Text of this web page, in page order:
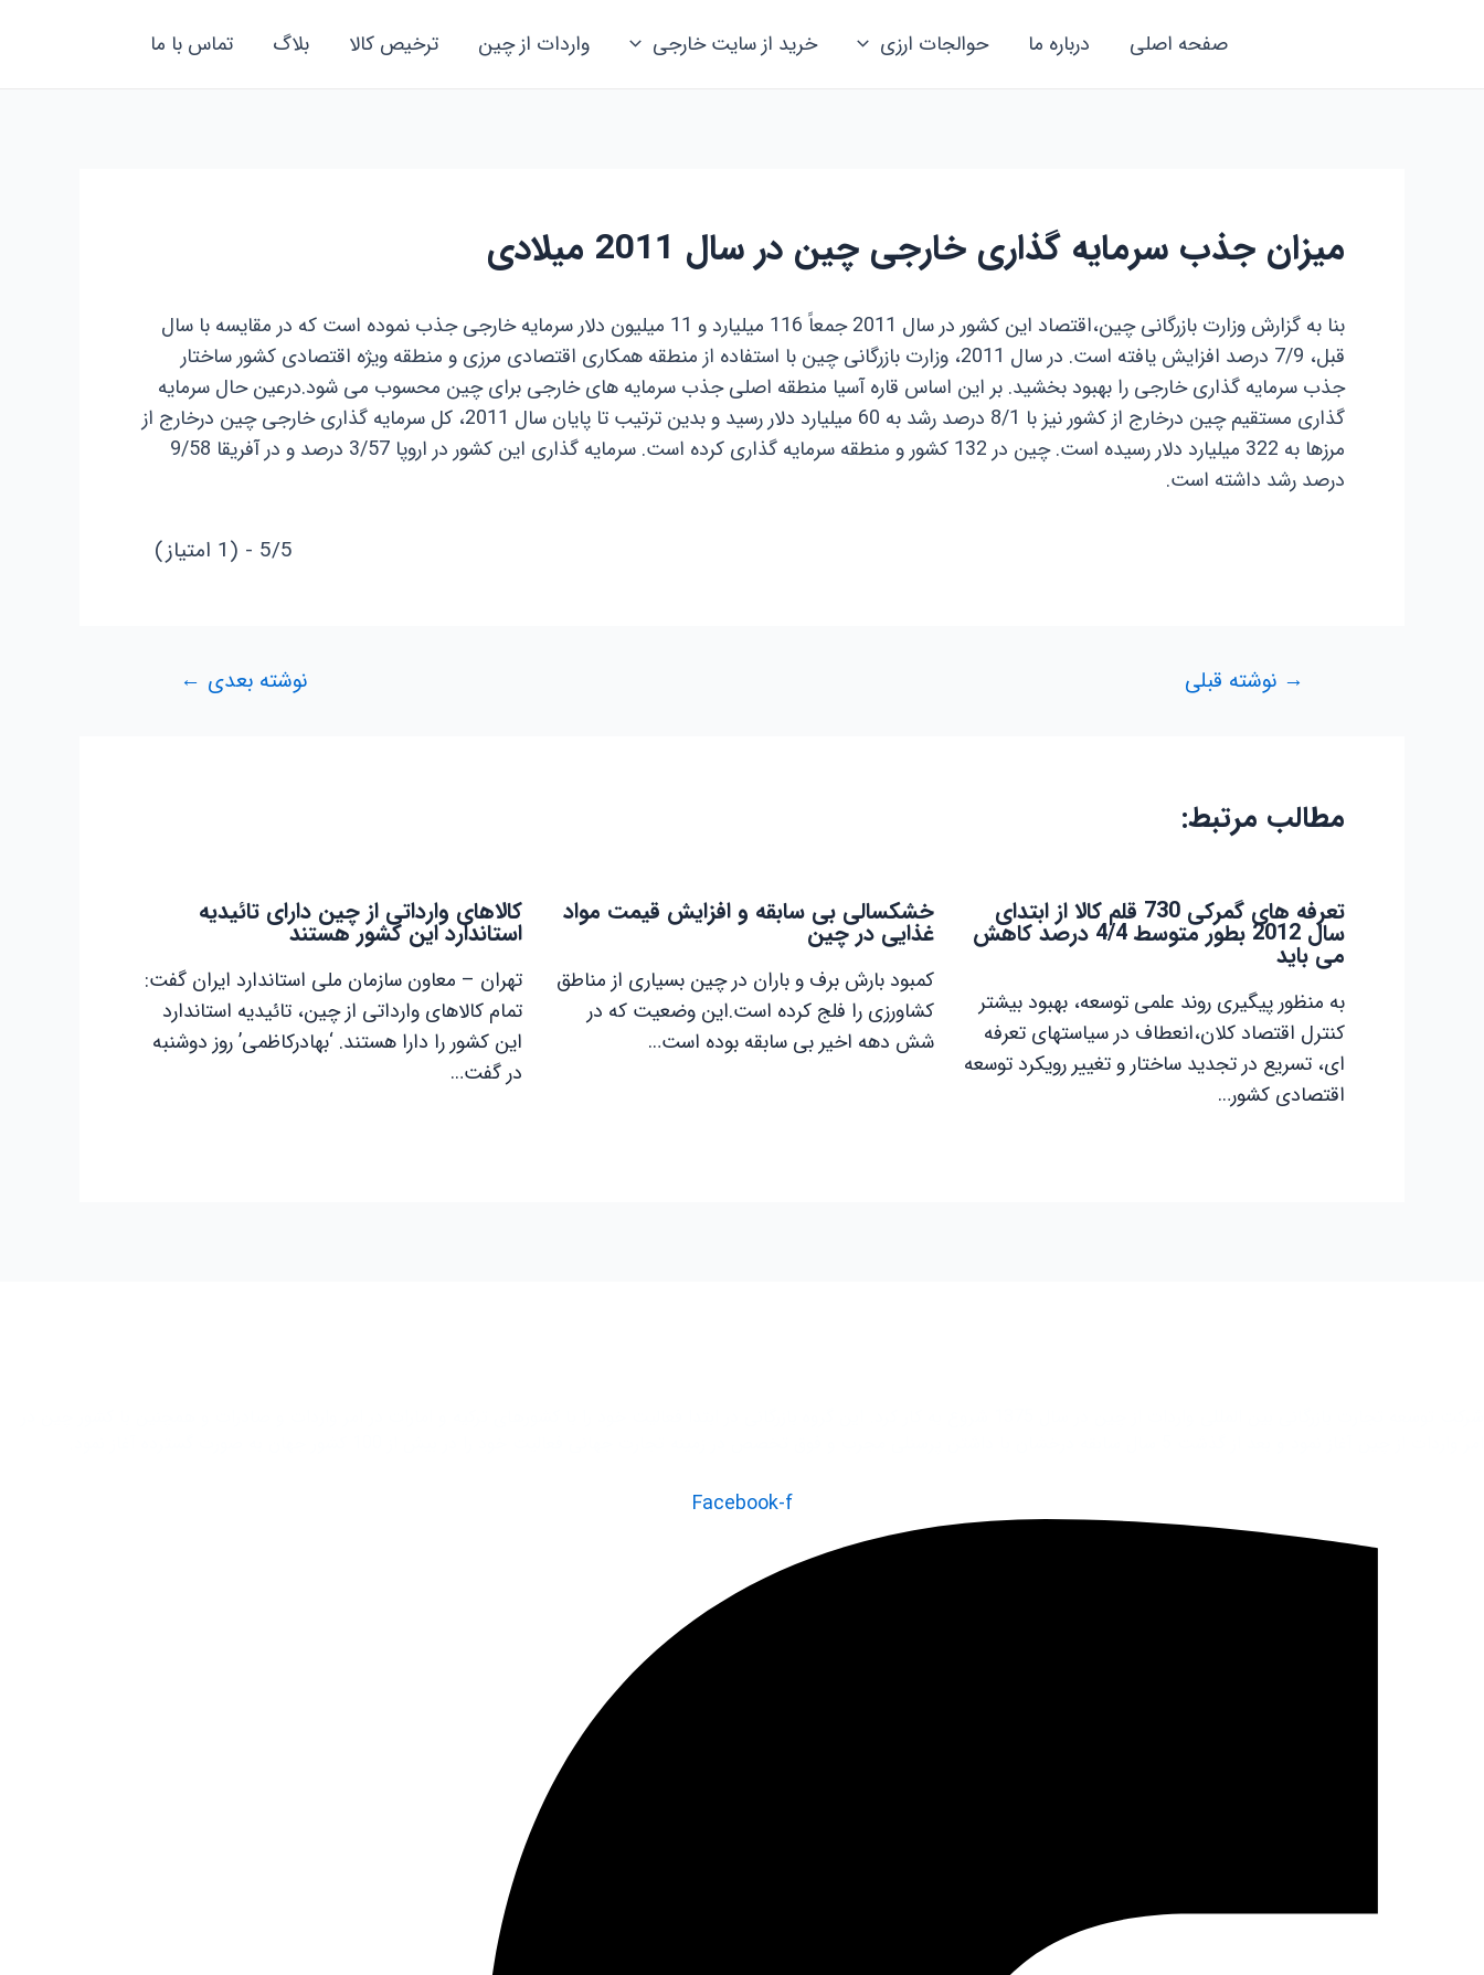
صفحه اصلی درباره ما حوالجات ارزی خرید از سایت خارجی واردات از چین ترخیص کالا بلاگ تماس با ما
میزان جذب سرمایه گذاری خارجی چین در سال 2011 میلادی
بنا به گزارش وزارت بازرگانی چین،اقتصاد این کشور در سال 2011 جمعاً 116 میلیارد و 11 میلیون دلار سرمایه خارجی جذب نموده است که در مقایسه با سال
قبل، 7/9 درصد افزایش یافته است. در سال 2011، وزارت بازرگانی چین با استفاده از منطقه همکاری اقتصادی مرزی و منطقه ویژه اقتصادی کشور ساختار
جذب سرمایه گذاری خارجی را بهبود بخشید. بر این اساس قاره آسیا منطقه اصلی جذب سرمایه های خارجی برای چین محسوب می شود.درعین حال سرمایه
گذاری مستقیم چین درخارج از کشور نیز با 8/1 درصد رشد به 60 میلیارد دلار رسید و بدین ترتیب تا پایان سال 2011، کل سرمایه گذاری خارجی چین درخارج از
مرزها به 322 میلیارد دلار رسیده است. چین در 132 کشور و منطقه سرمایه گذاری کرده است. سرمایه گذاری این کشور در اروپا 3/57 درصد و در آفریقا 9/58
درصد رشد داشته است.
5/5 - (1 امتیاز)
راهبری
→ نوشته قبلی نوشته بعدی ←
مطالب مرتبط:
تعرفه های گمرکی 730 قلم کالا از ابتدای
سال 2012 بطور متوسط 4/4 درصد کاهش
می باید
به منظور پیگیری روند علمی توسعه، بهبود بیشتر
کنترل اقتصاد کلان،انعطاف در سیاستهای تعرفه
ای، تسریع در تجدید ساختار و تغییر رویکرد توسعه
اقتصادی کشور…
خشکسالی بی سابقه و افزایش قیمت مواد
غذایی در چین
کمبود بارش برف و باران در چین بسیاری از مناطق
کشاورزی را فلج کرده است.این وضعیت که در
شش دهه اخیر بی سابقه بوده است…
کالاهای وارداتی از چین دارای تائیدیه
استاندارد این کشور هستند
تهران – معاون سازمان ملی استاندارد ایران گفت:
تمام کالاهای وارداتی از چین، تائیدیه استاندارد
این کشور را دارا هستند. ‘بهادرکاظمی’ روز دوشنبه
در گفت…
Facebook-f